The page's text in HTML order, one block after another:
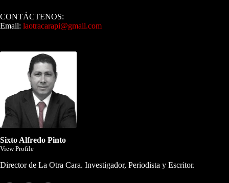
CONTÁCTENOS:
Email: laotracarapi@gmail.com
Sixto Alfredo Pinto
View Profile
Director de La Otra Cara. Investigador, Periodista y Escritor.